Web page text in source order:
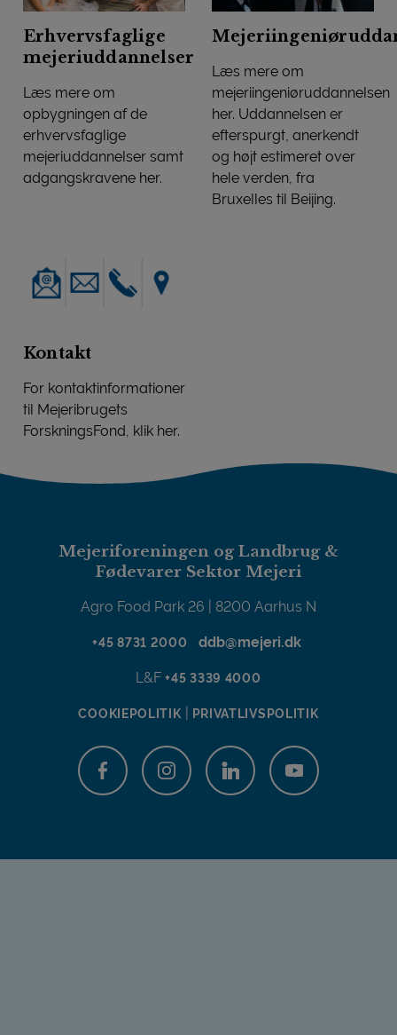
Erhvervsfaglige
mejeriuddannelser
Læs mere om
opbygningen af de
erhvervsfaglige
mejeriuddannelser samt
adgangskravene her.
Erhvervsfaglige mejeriuddannelser
Læs mere om
mejeriingeniøruddannelsen
her. Uddannelsen er
efterspurgt, anerkendt
og højt estimeret over
hele verden, fra
Bruxelles til Beijing.
Kontakt
For kontaktinformationer
til Mejeribrugets
ForskningsFond, klik her.
Mejeriforeningen og Landbrug &
Fødevarer Sektor Mejeri
Agro Food Park 26 | 8200 Aarhus N
+45 8731 2000 ddb@mejeri.dk
L&F+45 3339 4000
COOKIEPOLITIK PRIVATLIVSPOLITIK